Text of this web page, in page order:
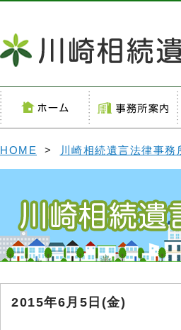
HOME > 川崎相続遺言法律事務
2015年6月5日(金)